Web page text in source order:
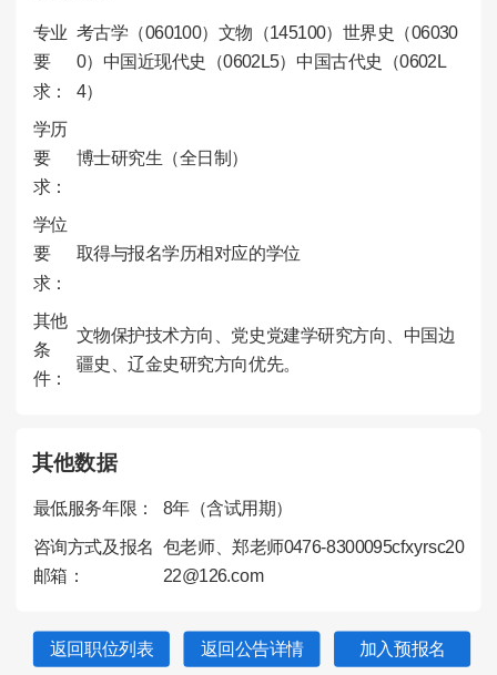
专业
要
求：
考古学（060100）文物（145100）世界史（06030
0）中国近现代史（0602L5）中国古代史（0602L
4）
学历
要
求：
博士研究生（全日制）
学位
要
求：
取得与报名学历相对应的学位
其他
条
件：
文物保护技术方向、党史党建学研究方向、中国边
疆史、辽金史研究方向优先。
其他数据
最低服务年限：
8年（含试用期）
咨询方式及报名
邮箱：
包老师、郑老师0476-8300095cfxyrsc20
22@126.com
返回职位列表 返回公告详情 加入预报名